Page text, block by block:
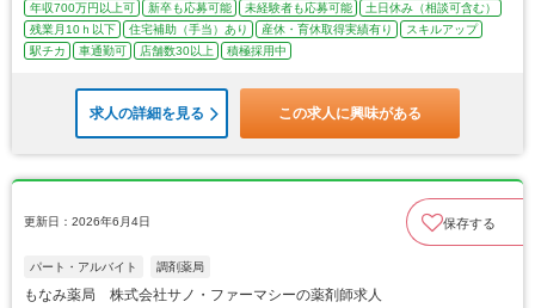
年収700万円以上可 新卒も応募可能 未経験者も応募可能
土日休み（相談可含む）
残業月10ｈ以下
住宅補助（手当）あり 産休・育休取得実績有り
スキルアップ
駅チカ
車通勤可 店舗数30以上 積極採用中
求人の詳細を見る この求人に興味がある
更新日：2026年6月4日 保存する
パート・アルバイト 調剤薬局
もなみ薬局 株式会社サノ・ファーマシーの薬剤師求人